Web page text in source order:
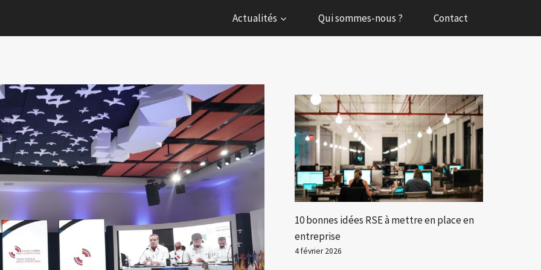
Actualités Qui sommes-nous ? Contact
10 bonnes idées RSE à mettre en place en
entreprise
4 février 2026